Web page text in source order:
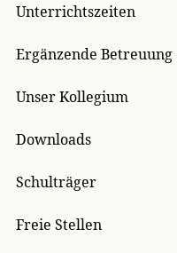
Unterrichtszeiten
Ergänzende Betreuung
Unser Kollegium
Downloads
Schulträger
Freie Stellen